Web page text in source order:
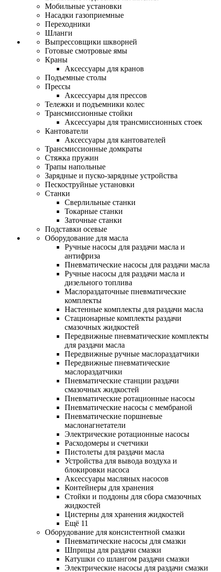
Мобильные установки
Насадки газоприемные
Переходники
Шланги
Выпрессовщики шкворней
Готовые смотровые ямы
Краны
Аксессуары для кранов
Подъемные столы
Прессы
Аксессуары для прессов
Тележки и подъемники колес
Трансмиссионные стойки
Аксессуары для трансмиссионных стоек
Кантователи
Аксессуары для кантователей
Трансмиссионные домкраты
Стяжка пружин
Трапы напольные
Зарядные и пуско-зарядные устройства
Пескоструйные установки
Станки
Сверлильные станки
Токарные станки
Заточные станки
Подставки осевые
Оборудование для масла
Ручные насосы для раздачи масла и
антифриза
Пневматические насосы для раздачи масла
Ручные насосы для раздачи масла и
дизельного топлива
Маслораздаточные пневматические
комплекты
Настенные комплекты для раздачи масла
Стационарные комплекты раздачи
смазочных жидкостей
Передвижные пневматические комплекты
для раздачи масла
Передвижные ручные маслораздатчики
Передвижные пневматические
маслораздатчики
Пневматические станции раздачи
смазочных жидкостей
Пневматические ротационные насосы
Пневматические насосы с мембраной
Пневматические поршневые
маслонагнетатели
Электрические ротационные насосы
Расходомеры и счетчики
Пистолеты для раздачи масла
Устройства для вывода воздуха и
блокировки насоса
Аксессуары масляных насосов
Контейнеры для хранения
Стойки и поддоны для сбора смазочных
жидкостей
Цистерны для хранения жидкостей
Ещё 11
Оборудование для консистентной смазки
Пневматические насосы для смазки
Шприцы для раздачи смазки
Катушки со шлангом раздачи смазки
Электрические насосы для раздачи смазки